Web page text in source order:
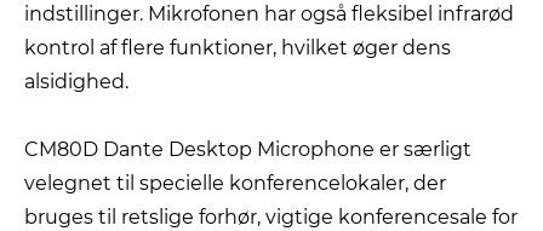
indstillinger. Mikrofonen har også fleksibel infrarød
kontrol af flere funktioner, hvilket øger dens
alsidighed.
CM80D Dante Desktop Microphone er særligt
velegnet til specielle konferencelokaler, der
bruges til retslige forhør, vigtige konferencesale for